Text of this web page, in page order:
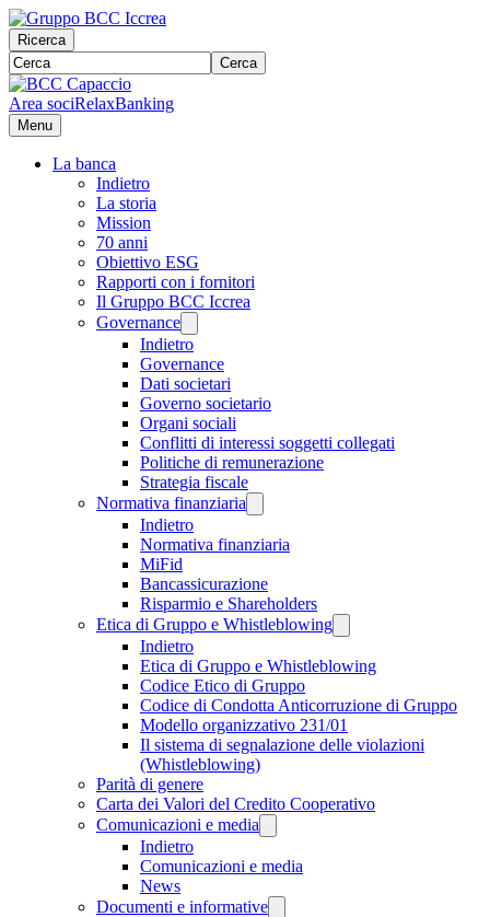
Ricerca
Cerca
Area sociRelaxBanking
Menu
La banca
Indietro
La storia
Mission
70 anni
Obiettivo ESG
Rapporti con i fornitori
Il Gruppo BCC Iccrea
Governance
Indietro
Governance
Dati societari
Governo societario
Organi sociali
Conflitti di interessi soggetti collegati
Politiche di remunerazione
Strategia fiscale
Normativa finanziaria
Indietro
Normativa finanziaria
MiFid
Bancassicurazione
Risparmio e Shareholders
Etica di Gruppo e Whistleblowing
Indietro
Etica di Gruppo e Whistleblowing
Codice Etico di Gruppo
Codice di Condotta Anticorruzione di Gruppo
Modello organizzativo 231/01
Il sistema di segnalazione delle violazioni
(Whistleblowing)
Parità di genere
Carta dei Valori del Credito Cooperativo
Comunicazioni e media
Indietro
Comunicazioni e media
News
Documenti e informative